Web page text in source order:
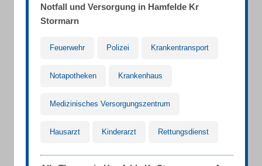
Notfall und Versorgung in Hamfelde Kr
Stormarn
Feuerwehr Polizei Krankentransport
Notapotheken Krankenhaus
Medizinisches Versorgungszentrum
Hausarzt Kinderarzt Rettungsdienst